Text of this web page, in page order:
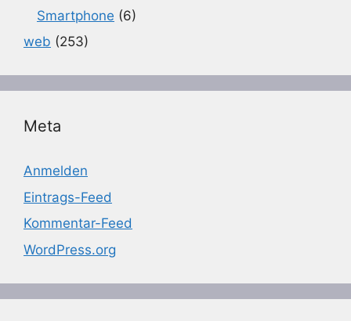
Smartphone (6)
web (253)
Meta
Anmelden
Eintrags-Feed
Kommentar-Feed
WordPress.org